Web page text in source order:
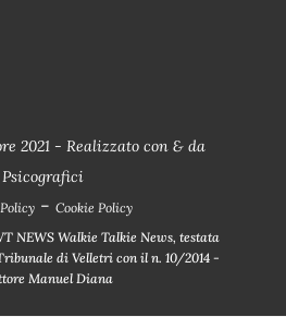
2021 - Realizzato con & da
Psicografici
- Cookie Policy
NEWS Walkie Talkie News, testata
di Velletri con il n. 10/2014 -
Manuel Diana